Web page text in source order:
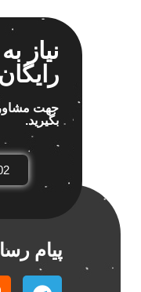
نیاز
جهت
بگیرید.
پیام